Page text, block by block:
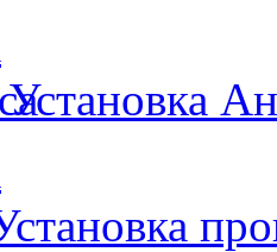
Установка